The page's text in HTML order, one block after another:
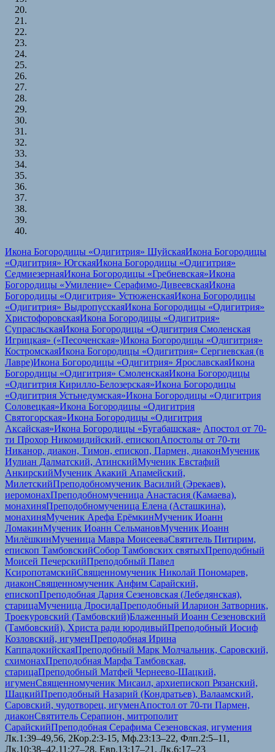
Икона Богородицы «Одигитрия» ШуйскаяИкона Богородицы
«Одигитрия» ЮгскаяИкона Богородицы «Одигитрия»
СедмиезернаяИкона Богородицы «Гребневская»Икона
Богородицы «Умиление» Серафимо-ДивеевскаяИкона
Богородицы «Одигитрия» УстюженскаяИкона Богородицы
«Одигитрия» ВыдропусскаяИкона Богородицы «Одигитрия»
ХристофоровскаяИкона Богородицы «Одигитрия»
СупрасльскаяИкона Богородицы «Одигитрия Смоленская
Игрицкая» («Песоченская»)Икона Богородицы «Одигитрия»
КостромскаяИкона Богородицы «Одигитрия» Сергиевская (в
Лавре)Икона Богородицы «Одигитрия» ЯрославскаяИкона
Богородицы «Одигитрия» СмоленскаяИкона Богородицы
«Одигитрия Кирилло-Белозерская»Икона Богородицы
«Одигитрия Устьнедумская»Икона Богородицы «Одигитрия
Соловецкая»Икона Богородицы «Одигитрия
Святогорская»Икона Богородицы «Одигитрия
Аксайская»Икона Богородицы «Бугабашская» Апостол от 70-
ти Прохор Никомидийский, епископАпостолы от 70-ти
Никанор, диакон, Тимон, епископ, Пармен, диаконМученик
Иулиан Далматский, АтинскийМученик Евстафий
АнкирскийМученик Акакий Апамейский,
МилетскийПреподобномученик Василий (Эрекаев),
иеромонахПреподобномученица Анастасия (Камаева),
монахиняПреподобномученица Елена (Асташкина),
монахиняМученик Арефа ЕрёмкинМученик Иоанн
ЛомакинМученик Иоанн СельмановМученик Иоанн
МилёшкинМученица Мавра МоисееваСвятитель Питирим,
епископ ТамбовскийСобор Тамбовских святыхПреподобный
Моисей ПечерскийПреподобный Павел
КсиропотамскийСвященномученик Николай Пономарев,
диаконСвященномученик Анфим Сарайский,
епископПреподобная Дария Сезеновская (Лебедянская),
старицаМученица ДросидаПреподобный Иларион Затворник,
Троекуровский (Тамбовский)Блаженный Иоанн Сезеновский
(Тамбовский), Христа ради юродивыйПреподобный Иосиф
Козловский, игуменПреподобная Ирина
КаппадокийскаяПреподобный Марк Молчальник, Саровский,
схимонахПреподобная Марфа Тамбовская,
старицаПреподобный Матфей Чернеево-Шацкий,
игуменСвященномученик Мисаил, архиепископ Рязанский,
ШацкийПреподобный Назарий (Кондратьев), Валаамский,
Саровский, чудотворец, игуменАпостол от 70-ти Пармен,
диаконСвятитель Серапион, митрополит
СарайскийПреподобная Серафима Сезеновская, игумения
Лк.1:39–49,56, 2Кор.2:3-15, Мф.23:13–22, Флп.2:5–11,
Лк.10:38–42,11:27–28, Евр.13:17–21, Лк.6:17–23